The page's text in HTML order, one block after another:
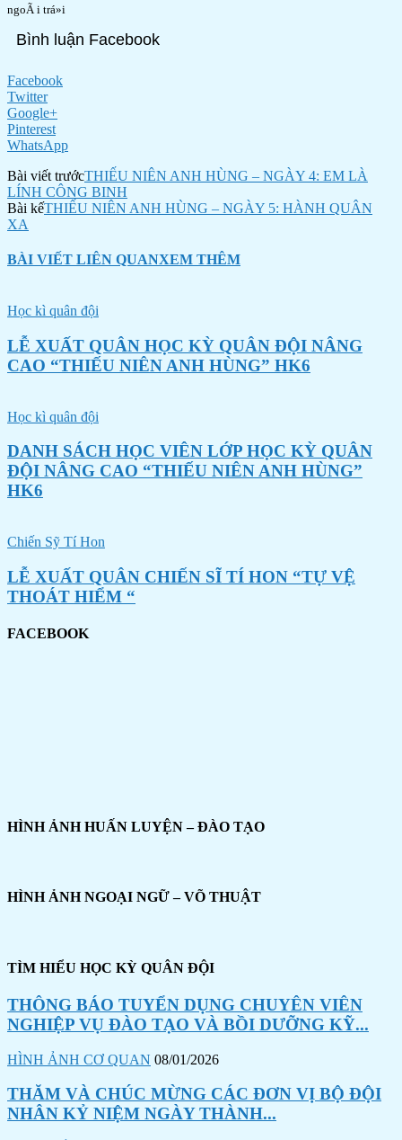
Bình luận Facebook
Facebook
Twitter
Google+
Pinterest
WhatsApp
Bài viết trướcTHIẾU NIÊN ANH HÙNG – NGÀY 4: EM LÀ
LÍNH CÔNG BINH
Bài kếTHIẾU NIÊN ANH HÙNG – NGÀY 5: HÀNH QUÂN
XA
BÀI VIẾT LIÊN QUANXEM THÊM
Học kì quân đội
LỄ XUẤT QUÂN HỌC KỲ QUÂN ĐỘI NÂNG
CAO “THIẾU NIÊN ANH HÙNG” HK6
Học kì quân đội
DANH SÁCH HỌC VIÊN LỚP HỌC KỲ QUÂN
ĐỘI NÂNG CAO “THIẾU NIÊN ANH HÙNG”
HK6
Chiến Sỹ Tí Hon
LỄ XUẤT QUÂN CHIẾN SĨ TÍ HON “TỰ VỆ
THOÁT HIỂM “
FACEBOOK
HÌNH ẢNH HUẤN LUYỆN – ĐÀO TẠO
HÌNH ẢNH NGOẠI NGỮ – VÕ THUẬT
TÌM HIỂU HỌC KỲ QUÂN ĐỘI
THÔNG BÁO TUYỂN DỤNG CHUYÊN VIÊN
NGHIỆP VỤ ĐÀO TẠO VÀ BỒI DƯỠNG KỸ...
HÌNH ẢNH CƠ QUAN 08/01/2026
THĂM VÀ CHÚC MỪNG CÁC ĐƠN VỊ BỘ ĐỘI
NHÂN KỶ NIỆM NGÀY THÀNH...